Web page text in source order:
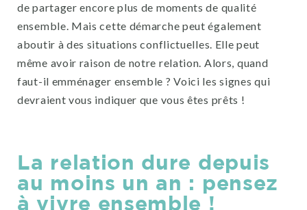
de partager encore plus de moments de qualité
ensemble. Mais cette démarche peut également
aboutir à des situations conflictuelles. Elle peut
même avoir raison de notre relation. Alors, quand
faut-il emménager ensemble ? Voici les signes qui
devraient vous indiquer que vous êtes prêts !
La relation dure depuis
au moins un an : pensez
à vivre ensemble !